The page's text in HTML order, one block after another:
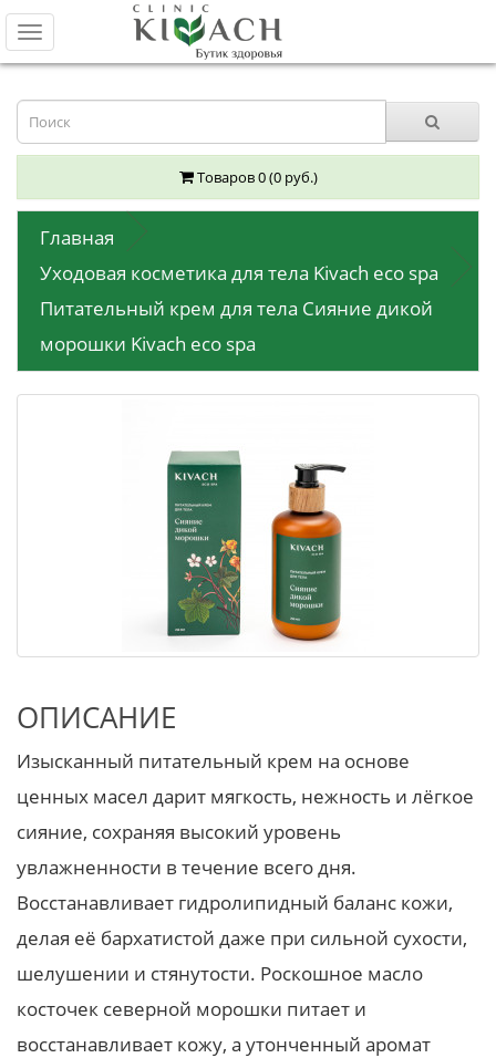
Toggle
navigation
Товаров 0 (0 руб.)
Главная
Уходовая косметика для тела Kivach eco spa
Питательный крем для тела Сияние дикой
морошки Kivach eco spa
ОПИСАНИЕ
Изысканный питательный крем на основе
ценных масел дарит мягкость, нежность и лёгкое
сияние, сохраняя высокий уровень
увлажненности в течение всего дня.
Восстанавливает гидролипидный баланс кожи,
делая её бархатистой даже при сильной сухости,
шелушении и стянутости. Роскошное масло
косточек северной морошки питает и
восстанавливает кожу, а утонченный аромат